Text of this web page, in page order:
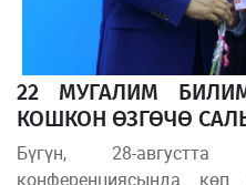
22 МУГАЛИМ
КОШКОН ӨЗГӨЧӨ
Бүгүн, 28-августта
конференциясында